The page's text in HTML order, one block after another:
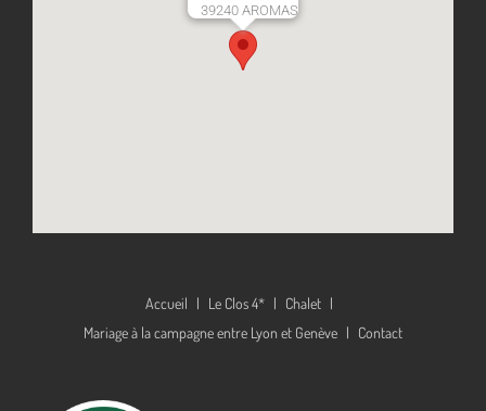
39240 AROMAS
Accueil Le Clos 4*
Chalet
Mariage à la campagne entre Lyon et Genève
Contact